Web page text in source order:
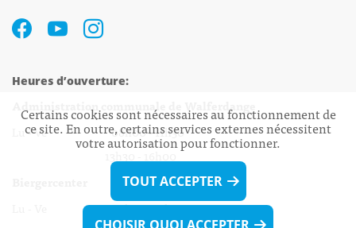
Heures d’ouverture:
Lu - Ve 08h00 - 11h30
Lu - Ve 08h00 - 11h30
Certains cookies sont nécessaires au fonctionnement de
ce site. En outre, certains services externes nécessitent
votre autorisation pour fonctionner.
TOUT ACCEPTER